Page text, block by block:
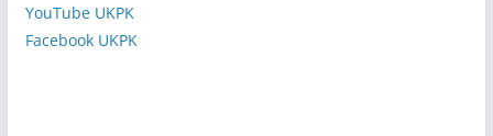
YouTube UKPK
Facebook UKPK